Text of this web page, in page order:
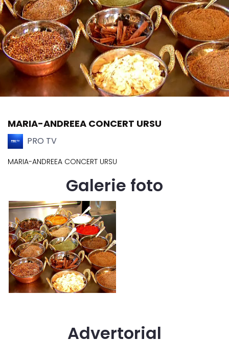
MARIA-ANDREEA CONCERT URSU
PRO TV
MARIA-ANDREEA CONCERT URSU
Galerie foto
Advertorial